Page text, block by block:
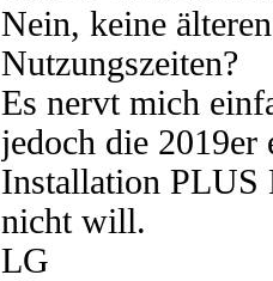
Nein, keine
Nutzungszeiten?
Es nervt mich
jedoch die 2019er
Installation PLUS
nicht will.
LG